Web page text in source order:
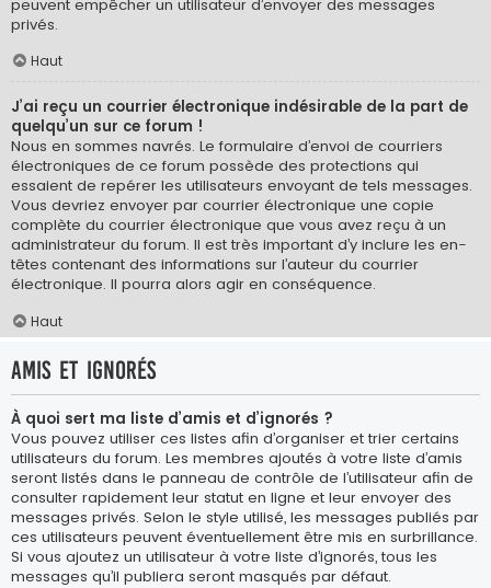
peuvent empêcher un utilisateur d’envoyer des messages
privés.
Haut
J’ai reçu un courrier électronique indésirable de la part de
quelqu’un sur ce forum !
Nous en sommes navrés. Le formulaire d’envoi de courriers
électroniques de ce forum possède des protections qui
essaient de repérer les utilisateurs envoyant de tels messages.
Vous devriez envoyer par courrier électronique une copie
complète du courrier électronique que vous avez reçu à un
administrateur du forum. Il est très important d’y inclure les en-
têtes contenant des informations sur l’auteur du courrier
électronique. Il pourra alors agir en conséquence.
Haut
Amis et ignorés
À quoi sert ma liste d’amis et d’ignorés ?
Vous pouvez utiliser ces listes afin d’organiser et trier certains
utilisateurs du forum. Les membres ajoutés à votre liste d’amis
seront listés dans le panneau de contrôle de l’utilisateur afin de
consulter rapidement leur statut en ligne et leur envoyer des
messages privés. Selon le style utilisé, les messages publiés par
ces utilisateurs peuvent éventuellement être mis en surbrillance.
Si vous ajoutez un utilisateur à votre liste d’ignorés, tous les
messages qu’il publiera seront masqués par défaut.